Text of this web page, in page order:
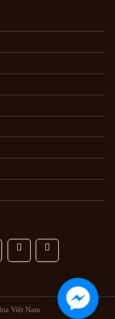
Việt Nam